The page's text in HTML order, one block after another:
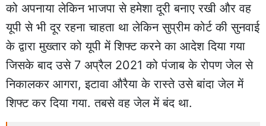
को अपनाया लेकिन भाजपा से हमेशा दूरी बनाए रखी और वह
यूपी से भी दूर रहना चाहता था लेकिन सुप्रीम कोर्ट की सुनवाई
के द्वारा मुख्तार को यूपी में शिफ्ट करने का आदेश दिया गया
जिसके बाद उसे 7 अप्रैल 2021 को पंजाब के रोपण जेल से
निकालकर आगरा, इटावा औरैया के रास्ते उसे बांदा जेल में
शिफ्ट कर दिया गया. तबसे वह जेल में बंद था.